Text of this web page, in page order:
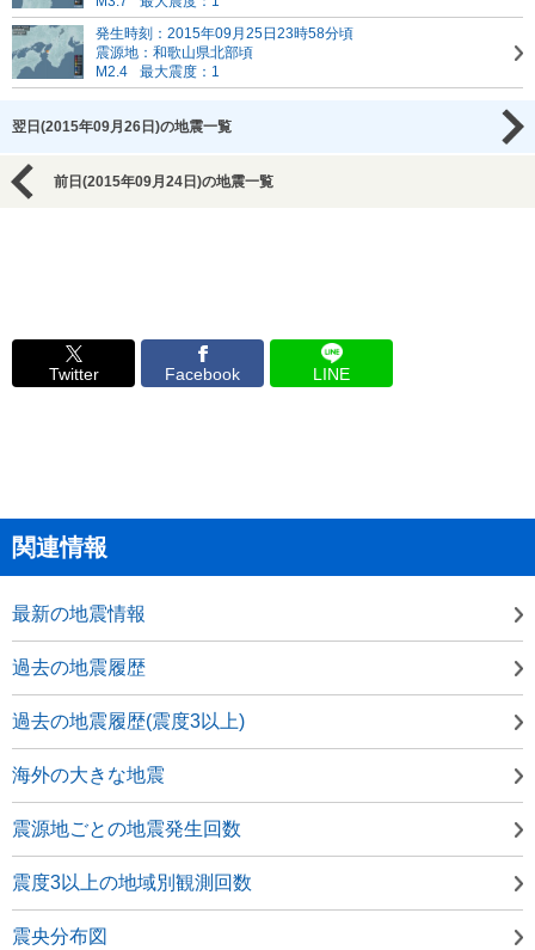
発生時刻：2015年09月25日23時58分頃
震源地：和歌山県北部頃
M2.4
最大震度：1
翌日(2015年09月26日)の地震一覧
前日(2015年09月24日)の地震一覧
Twitter Facebook LINE
関連情報
最新の地震情報
過去の地震履歴
過去の地震履歴(震度3以上)
海外の大きな地震
震源地ごとの地震発生回数
震度3以上の地域別観測回数
震央分布図